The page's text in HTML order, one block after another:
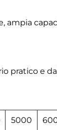
ampia
pratico e
5000